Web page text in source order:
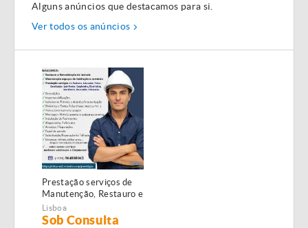
Alguns anúncios que destacamos para si.
Ver todos os anúncios
Prestação serviços de
Manutenção, Restauro e
Remodelação de
imóveis!
Lisboa
Sob Consulta